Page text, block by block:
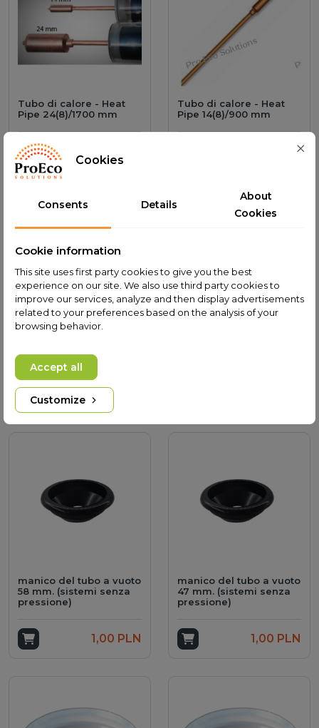
Tubo di calore - Heat
Pipe 24(8)/1700 mm
Add to cart
Tubo di calore - Heat
Pipe 14(8)/900 mm
36,00 PLN
collettori)
Add to cart3,50 PLN
manico del tubo a vuoto
58 mm. (sistemi senza
pressione)
Add to cart1,00 PLN
manico del tubo a vuoto
47 mm. (sistemi senza
pressione)
Add to cart1,00 PLN
Cookies
Consents Details
About
Cookies
Cookie information
This site uses first party cookies to give you the best
experience on our site. We also use third party cookies to
improve our services, analyze and then display advertisements
related to your preferences based on the analysis of your
browsing behavior.
Customize
Accept all